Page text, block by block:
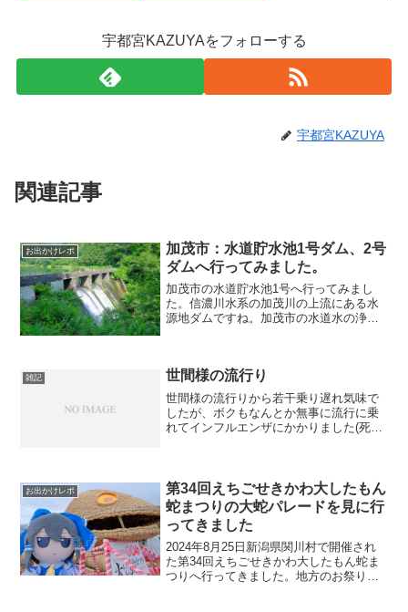
宇都宮KAZUYAをフォローする
宇都宮KAZUYA
関連記事
お出かけレポ
加茂市：水道貯水池1号ダム、2号
ダムへ行ってみました。
加茂市の水道貯水池1号へ行ってみまし
た。信濃川水系の加茂川の上流にある水
源地ダムですね。加茂市の水道水の浄水
思います。雪化粧したほう...
雑記 世間様の流行り
世間様の流行りから若干乗り遅れ気味で
したが、ボクもなんとか無事に流行に乗
れてインフルエンザにかかりました(死。
37℃台でおさまりま...
お出かけレポ
第34回えちごせきかわ大したもん
蛇まつりの大蛇パレードを見に行
ってきました
2024年8月25日新潟県関川村で開催され
た第34回えちごせきかわ大したもん蛇ま
つりへ行ってきました。地方のお祭りで